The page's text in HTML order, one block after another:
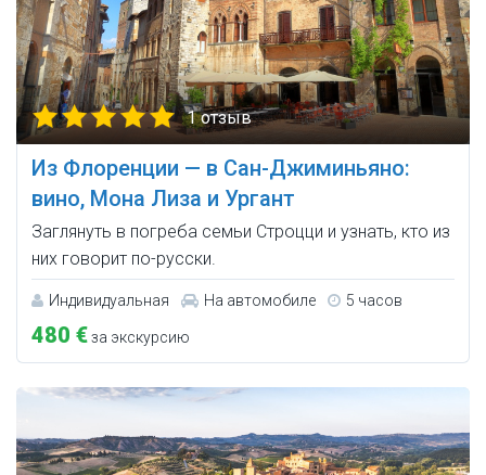
1 отзыв
Из Флоренции — в Сан-Джиминьяно:
вино, Мона Лиза и Ургант
Заглянуть в погреба семьи Строцци и узнать, кто из
них говорит по-русски.
Индивидуальная На автомобиле 5 часов
480 €за экскурсию